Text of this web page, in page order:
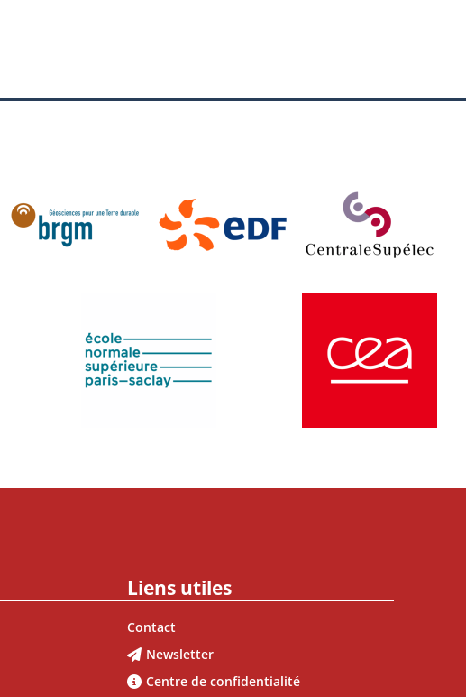
Liens utiles
Contact
Newsletter
Centre de confidentialité